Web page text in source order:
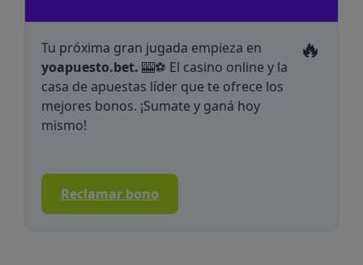
Tu próxima gran jugada empieza en
yoapuesto.bet. 🎰⚽ El casino online y la
casa de apuestas líder que te ofrece los
mejores bonos. ¡Sumate y ganá hoy
mismo!
🔥
Reclamar bono